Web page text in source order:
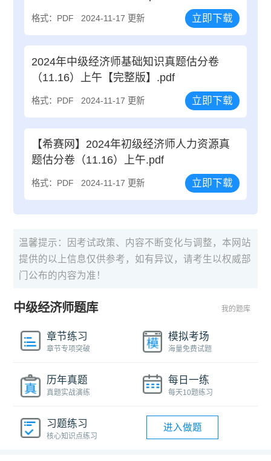
格式：PDF 2024-11-17 更新 立即下载
2024年中级经济师基础知识真题估分卷
（11.16）上午【完整版】.pdf
格式：PDF 2024-11-17 更新 立即下载
【希赛网】2024年初级经济师人力资源真
题估分卷（11.16）上午.pdf
格式：PDF 2024-11-17 更新 立即下载
温馨提示：因考试政策、内容不断变化与调整，本网站
提供的以上信息仅供参考，如有异议，请考生以权威部
门公布的内容为准！
中级经济师题库 我的题库
章节练习
章节专项突破
模拟考场
海量免费试题
历年真题
真题实战演练
每日一练
每天10题练习
习题练习
核心知识点练习
进入做题